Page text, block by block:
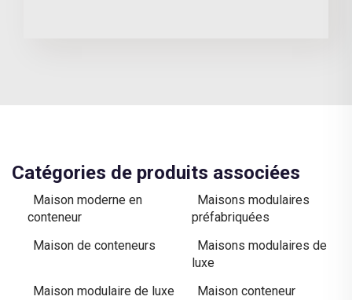
Catégories de produits associées
Maison moderne en
conteneur
Maisons modulaires
préfabriquées
Maison de conteneurs
Maisons modulaires de
luxe
Maison modulaire de luxe
Maison conteneur